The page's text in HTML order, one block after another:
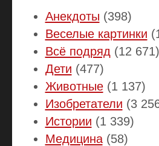
Анекдоты (398)
Веселые картинки
Всё подряд (12 671)
Дети (477)
Животные(1 137)
Изобретатели (3
Истории (1 339)
Медицина(58)